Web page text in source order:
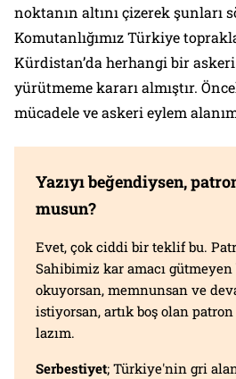
noktanın altını çizerek şunları
Komutanlığımız Türkiye
Kürdistan’da herhangi bir
yürütmeme kararı almıştır.
mücadele ve askeri eylem
Yazıyı beğendiysen,
musun?
Evet, çok ciddi bir teklif bu.
Sahibimiz kar amacı
okuyorsan, memnunsan ve
istiyorsan, artık boş olan
lazım.
Serbestiyet; Türkiye'nin gri